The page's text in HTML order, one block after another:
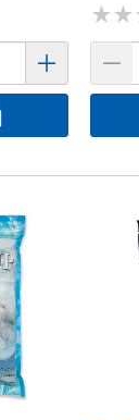
★★
★★